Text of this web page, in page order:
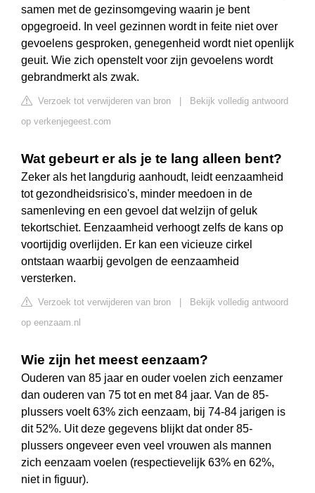
samen met de gezinsomgeving waarin je bent
opgegroeid. In veel gezinnen wordt in feite niet over
gevoelens gesproken, genegenheid wordt niet openlijk
geuit. Wie zich openstelt voor zijn gevoelens wordt
gebrandmerkt als zwak.
Verzoek tot verwijderen van bron
Bekijk volledig antwoord
op verkenjegeest.com
Wat gebeurt er als je te lang alleen bent?
Zeker als het langdurig aanhoudt, leidt eenzaamheid
tot gezondheidsrisico's, minder meedoen in de
samenleving en een gevoel dat welzijn of geluk
tekortschiet. Eenzaamheid verhoogt zelfs de kans op
voortijdig overlijden. Er kan een vicieuze cirkel
ontstaan waarbij gevolgen de eenzaamheid
versterken.
Verzoek tot verwijderen van bron
Bekijk volledig antwoord
op eenzaam.nl
Wie zijn het meest eenzaam?
Ouderen van 85 jaar en ouder voelen zich eenzamer
dan ouderen van 75 tot en met 84 jaar. Van de 85-
plussers voelt 63% zich eenzaam, bij 74-84 jarigen is
dit 52%. Uit deze gegevens blijkt dat onder 85-
plussers ongeveer even veel vrouwen als mannen
zich eenzaam voelen (respectievelijk 63% en 62%,
niet in figuur).